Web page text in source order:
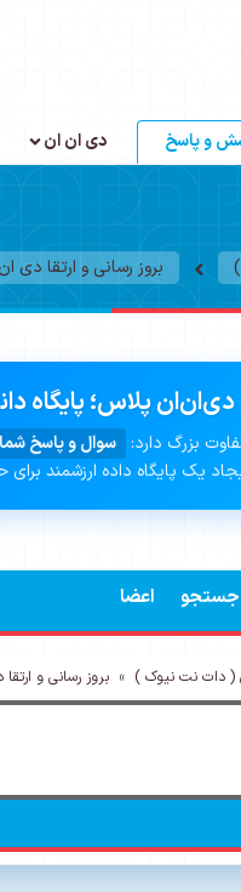
و پاسخ دی ان ان
بروز رسانی و ارتقا دی
پلاس؛ پایگاه
بزرگ دارد: سوال و پاسخ
یک پایگاه داده ارزشمند
جستجو اعضا
دات نت نیوک ) » بروز رسانی و